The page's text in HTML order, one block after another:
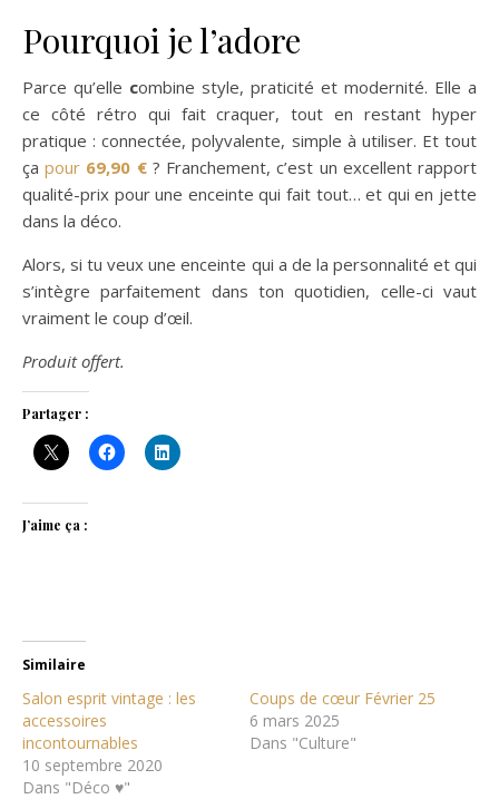
Pourquoi je l’adore
Parce qu’elle combine style, praticité et modernité. Elle a
ce côté rétro qui fait craquer, tout en restant hyper
pratique : connectée, polyvalente, simple à utiliser. Et tout
çapour 69,90 €? Franchement, c’est un excellent rapport
qualité-prix pour une enceinte qui fait tout… et qui en jette
dans la déco.
Alors, si tu veux une enceinte qui a de la personnalité et qui
s’intègre parfaitement dans ton quotidien, celle-ci vaut
vraiment le coup d’œil.
Produit offert.
Partager :
J’aime ça :
Similaire
Salon esprit vintage : les
accessoires
incontournables
10 septembre 2020
Dans "Déco ♥"
Coups de cœur Février 25
6 mars 2025
Dans "Culture"